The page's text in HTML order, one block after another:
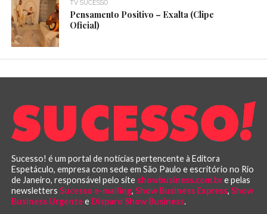
TV SUCESSO
Pensamento Positivo – Exalta (Clipe
Oficial)
Sucesso! é um portal de notícias pertencente à Editora
Espetáculo, empresa com sede em São Paulo e escritório no Rio
de Janeiro, responsável pelo site showbusiness.com.bre pelas
newsletters Sucesso e-mailing, Show Business Express, Show
Business Urgentee Disparo Show Business.